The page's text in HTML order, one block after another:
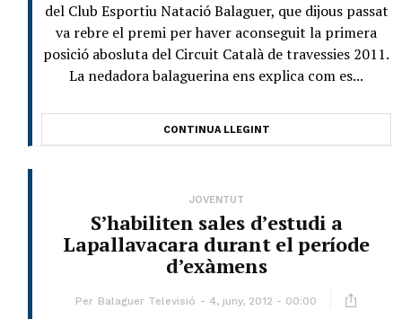
del Club Esportiu Natació Balaguer, que dijous passat
va rebre el premi per haver aconseguit la primera
posició abosluta del Circuit Català de travessies 2011.
La nedadora balaguerina ens explica com es...
CONTINUA LLEGINT
JOVENTUT
S’habiliten sales d’estudi a
Lapallavacara durant el període
d’exàmens
Per Balaguer Televisió 4, juny, 2012 - 00:00